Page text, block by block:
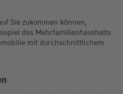
Sie zukommen können,
des Mehrfamilienhaushalts
mit durchschnittlichem